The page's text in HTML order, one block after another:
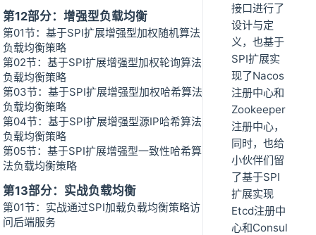
第12部分：增强型负载均衡
第01节：基于SPI扩展增强型加权随机算法
负载均衡策略
第02节：基于SPI扩展增强型加权轮询算法
负载均衡策略
第03节：基于SPI扩展增强型加权哈希算法
负载均衡策略
第04节：基于SPI扩展增强型源IP哈希算法
负载均衡策略
第05节：基于SPI扩展增强型一致性哈希算
法负载均衡策略
第13部分：实战负载均衡
第01节：实战通过SPI加载负载均衡策略访
问后端服务
接口进行了
设计与定
义，也基于
SPI扩展实
现了Nacos
注册中心和
Zookeeper
注册中心，
同时，也给
小伙伴们留
了基于SPI
扩展实现
Etcd注册中
心和Consul